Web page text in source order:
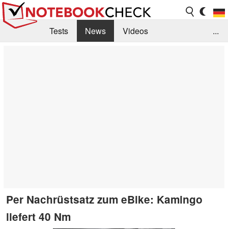
Tests News
Videos
...
Per Nachrüstsatz zum eBike: Kamingo
liefert 40 Nm